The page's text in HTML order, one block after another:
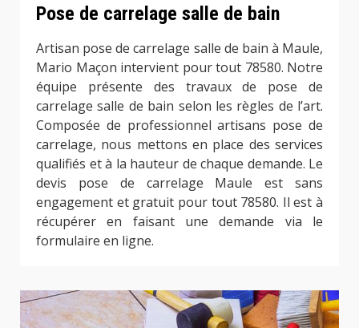
Pose de carrelage salle de bain
Artisan pose de carrelage salle de bain à Maule,
Mario Maçon intervient pour tout 78580. Notre
équipe présente des travaux de pose de
carrelage salle de bain selon les règles de l’art.
Composée de professionnel artisans pose de
carrelage, nous mettons en place des services
qualifiés et à la hauteur de chaque demande. Le
devis pose de carrelage Maule est sans
engagement et gratuit pour tout 78580. Il est à
récupérer en faisant une demande via le
formulaire en ligne.